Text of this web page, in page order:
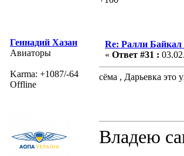
Геннадий Хазан
Авиаторы
Karma: +1087/-64
Offline
Re: Ралли Байкал
« Ответ #31 :
сёма , Дарьевка
Владею